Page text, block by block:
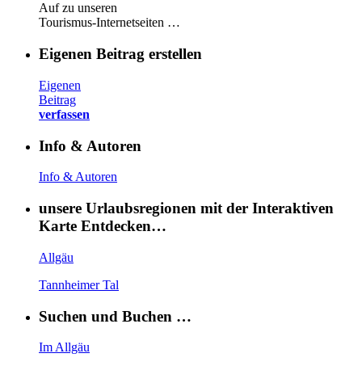
Auf zu unseren
Tourismus-Internetseiten …
Eigenen Beitrag erstellen
Eigenen
Beitrag
verfassen
Info & Autoren
Info & Autoren
unsere Urlaubsregionen mit der Interaktiven
Karte Entdecken…
Allgäu
Tannheimer Tal
Suchen und Buchen …
Im Allgäu